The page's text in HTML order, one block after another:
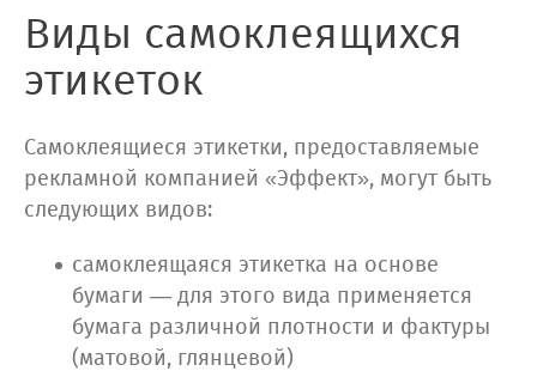
Виды самоклеящихся
этикеток
Самоклеящиеся этикетки, предоставляемые
рекламной компанией «Эффект», могут быть
следующих видов:
самоклеящаяся этикетка на основе
бумаги — для этого вида применяется
бумага различной плотности и фактуры
(матовой, глянцевой)